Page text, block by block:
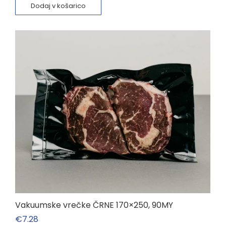
Dodaj v košarico
Vakuumske vrečke ČRNE 170×250, 90MY
€7.28